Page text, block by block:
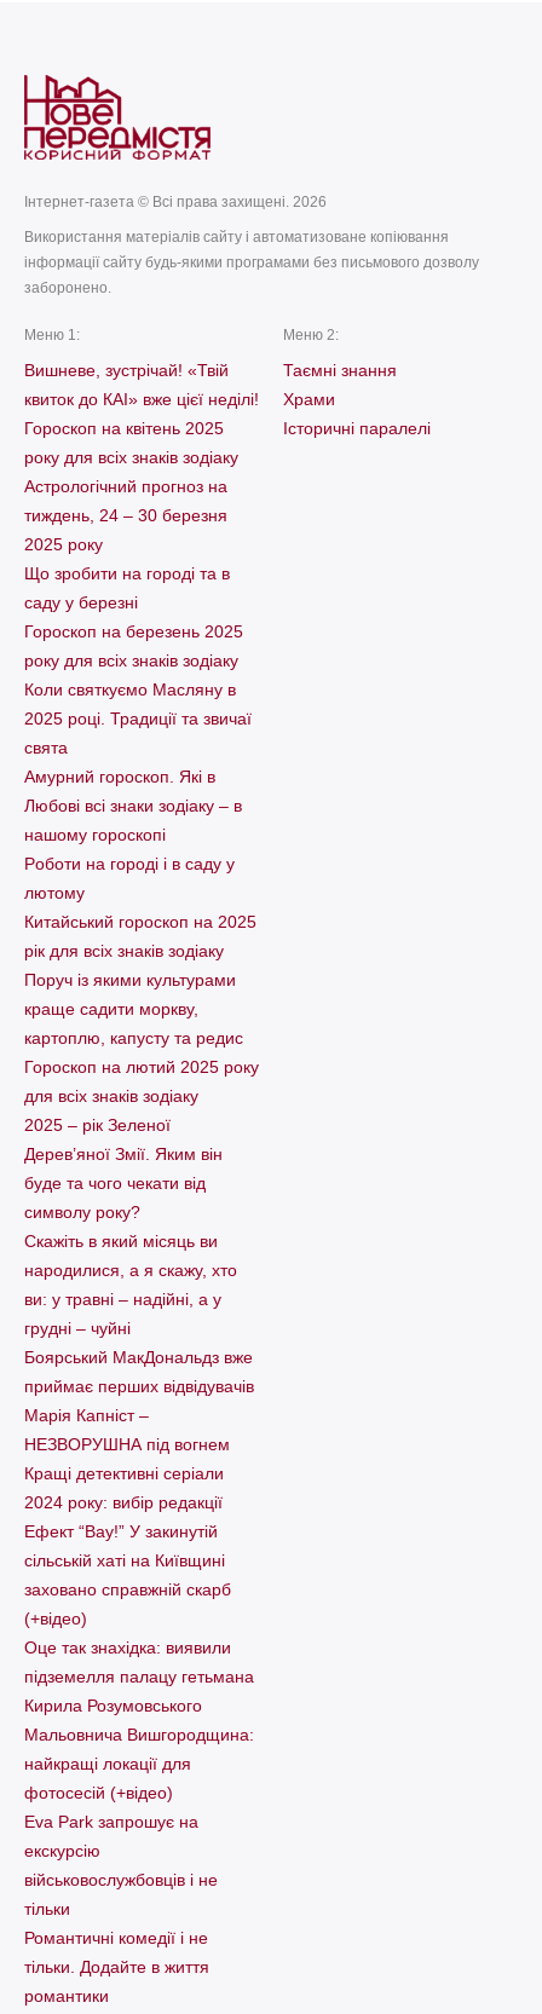
Інтернет-газета © Всі права захищені. 2026
Використання матеріалів сайту і автоматизоване копіювання
інформації сайту будь-якими програмами без письмового дозволу
заборонено.
Меню 1:
Вишневе, зустрічай! «Твій
квиток до КАІ» вже цієї неділі!
Гороскоп на квітень 2025
року для всіх знаків зодіаку
Астрологічний прогноз на
тиждень, 24 – 30 березня
2025 року
Що зробити на городі та в
саду у березні
Гороскоп на березень 2025
року для всіх знаків зодіаку
Коли святкуємо Масляну в
2025 році. Традиції та звичаї
свята
Амурний гороскоп. Які в
Любові всі знаки зодіаку – в
нашому гороскопі
Pоботи на городі і в саду у
лютому
Китайський гороскоп на 2025
рік для всіх знаків зодіаку
Поруч із якими культурами
краще садити моркву,
картоплю, капусту та редис
Гороскоп на лютий 2025 року
для всіх знаків зодіаку
2025 – рік Зеленої
Дерев’яної Змії. Яким він
буде та чого чекати від
символу року?
Скажіть в який місяць ви
народилися, а я скажу, хто
ви: у травні – надійні, а у
грудні – чуйні
Боярський МакДональдз вже
приймає перших відвідувачів
Марія Капніст –
НЕЗВОРУШНА під вогнем
Кращі детективні серіали
2024 року: вибір редакції
Ефект “Вау!” У закинутій
сільській хаті на Київщині
заховано справжній скарб
(+відео)
Оце так знахідка: виявили
підземелля палацу гетьмана
Кирила Розумовського
Мальовнича Вишгородщина:
найкращі локації для
фотосесій (+відео)
Eva Park запрошує на
екскурсію
військовослужбовців і не
тільки
Романтичні комедії і не
тільки. Додайте в життя
романтики
Меню 2:
Таємні знання
Храми
Історичні паралелі